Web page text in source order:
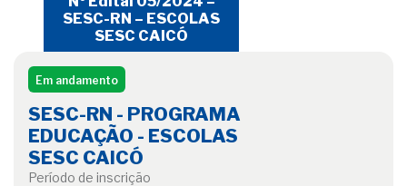
SESC-RN – ESCOLAS
SESC CAICÓ
Em andamento
SESC-RN - PROGRAMA
EDUCAÇÃO - ESCOLAS
SESC CAICÓ
Período de inscrição